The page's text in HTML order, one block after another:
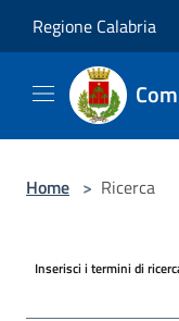
Regione Calabria
Home > Ricerca
Inserisci i termini di